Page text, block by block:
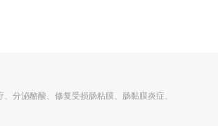
分泌酪酸、修复受损肠粘膜、肠黏膜炎症、